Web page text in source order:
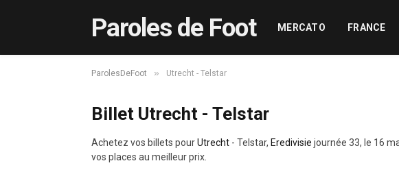
Paroles de Foot MERCATO FRANCE
ParolesDeFoot » Utrecht - Telstar
Billet Utrecht - Telstar
Achetez vos billets pourUtrecht - Telstar, Eredivisie journée 33, le 16
vos places au meilleur prix.